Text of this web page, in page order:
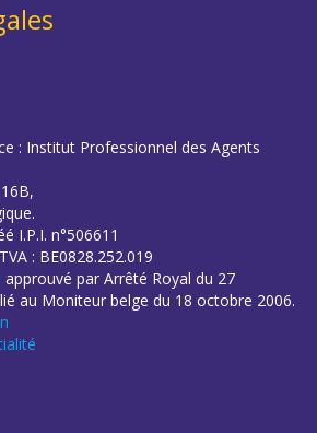
: Institut Professionnel des Agents
I.P.I. n°506611
: BE0828.252.019
approuvé par Arrêté Royal du 27
au Moniteur belge du 18 octobre 2006.